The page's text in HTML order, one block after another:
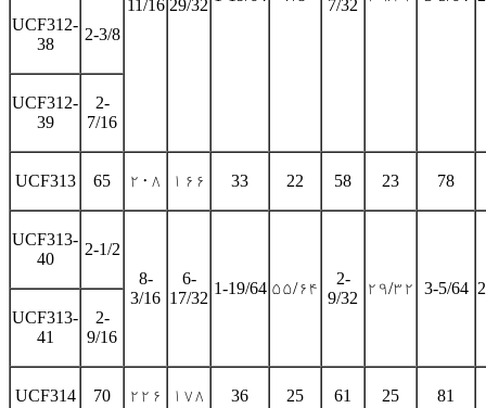
11/16 29/32
7/32
UCF312-
38
2-3/8
UCF312-
39
2-
7/16
UCF313 65 ۲۰۸ ۱۶۶ 33 22 58 23 78
UCF313-
40
2-1/2
8-
3/16
6-
17/32
1-19/64 ۵۵/۶۴
2-
9/32
۲۹/۳۲ 3-5/64
UCF313-
41
2-
9/16
UCF314 70 ۲۲۶ ۱۷۸ 36 25 61 25 81